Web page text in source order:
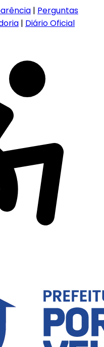
| Perguntas
| Diário Oficial